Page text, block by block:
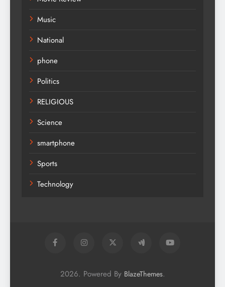
Music
National
phone
Politics
RELIGIOUS
Science
smartphone
Sports
Technology
2026. Powered By BlazeThemes.